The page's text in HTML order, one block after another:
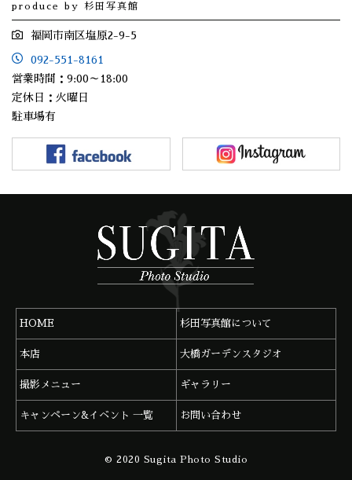
杉田写真館 本店
092-291-0683
produce by 杉田写真館
福岡市南区塩原2-9-5
092-551-8161
営業時間：9:00～18:00
定休日：火曜日
駐車場有
HOME 杉田写真館について
本店 大橋ガーデンスタジオ
撮影メニュー ギャラリー
キャンペーン&イベント 一覧 お問い合わせ
© 2020 Sugita Photo Studio